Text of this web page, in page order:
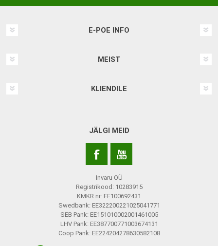
E-POE INFO
MEIST
KLIENDILE
JÄLGI MEID
Invaru OÜ
Registrikood: 10283915
KMKR nr: EE100692431
Swedbank: EE322200221025041771
SEB Pank: EE151010002001461005
LHV Pank: EE387700771003674131
Coop Pank: EE224204278630582108